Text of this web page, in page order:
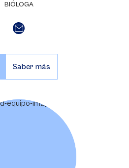
BIÓLOGA
Saber más